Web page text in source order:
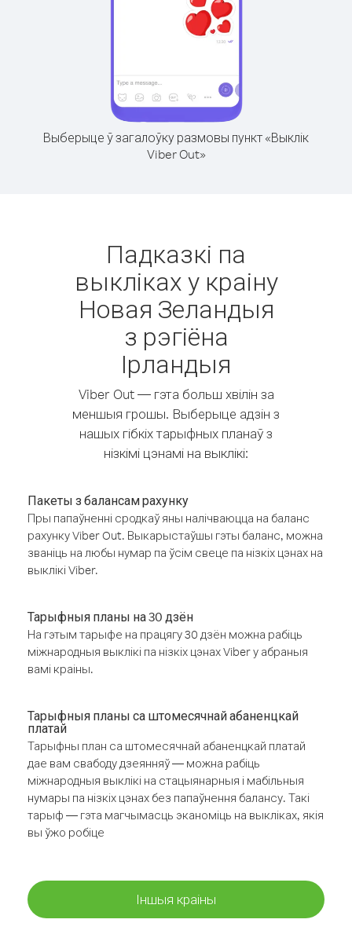
Выберыце ў загалоўку размовы пункт «Выклік
Viber Out»
Падказкі па
выкліках у краіну
Новая Зеландыя
з рэгіёна
Ірландыя
Viber Out — гэта больш хвілін за
меншыя грошы. Выберыце адзін з
нашых гібкіх тарыфных планаў з
нізкімі цэнамі на выклікі:
Пакеты з балансам рахунку
Пры папаўненні сродкаў яны налічваюцца на баланс
рахунку Viber Out. Выкарыстаўшы гэты баланс, можна
званіць на любы нумар па ўсім свеце па нізкіх цэнах на
выклікі Viber.
Тарыфныя планы на 30 дзён
На гэтым тарыфе на працягу 30 дзён можна рабіць
міжнародныя выклікі па нізкіх цэнах Viber у абраныя
вамі краіны.
Тарыфныя планы са штомесячнай абаненцкай
платай
Тарыфны план са штомесячнай абаненцкай платай
дае вам свабоду дзеянняў — можна рабіць
міжнародныя выклікі на стацыянарныя і мабільныя
нумары па нізкіх цэнах без папаўнення балансу. Такі
тарыф — гэта магчымасць эканоміць на выкліках, якія
вы ўжо робіце
Іншыя краіны